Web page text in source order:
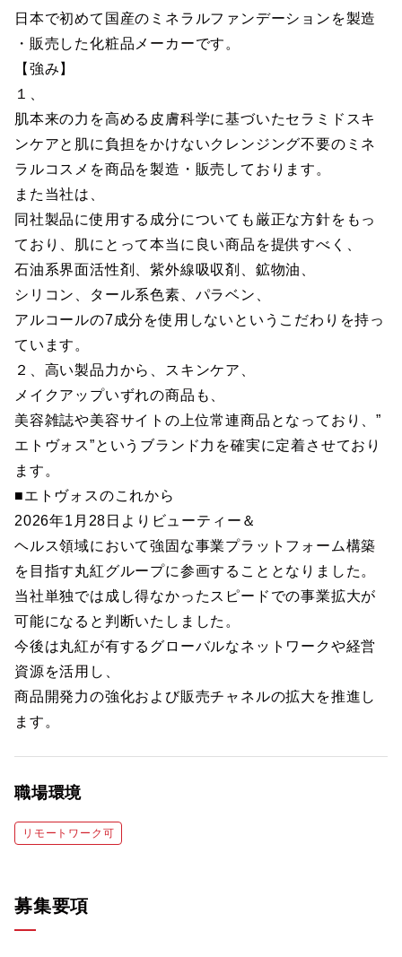
日本で初めて国産のミネラルファンデーションを製造
・販売した化粧品メーカーです。
【強み】
１、
肌本来の力を高める皮膚科学に基づいたセラミドスキ
ンケアと肌に負担をかけないクレンジング不要のミネ
ラルコスメを商品を製造・販売しております。
また当社は、
同社製品に使用する成分についても厳正な方針をもっ
ており、肌にとって本当に良い商品を提供すべく、
石油系界面活性剤、紫外線吸収剤、鉱物油、
シリコン、タール系色素、パラベン、
アルコールの7成分を使用しないというこだわりを持っ
ています。
２、高い製品力から、スキンケア、
メイクアップいずれの商品も、
美容雑誌や美容サイトの上位常連商品となっており、”
エトヴォス”というブランド力を確実に定着させており
ます。
■エトヴォスのこれから
2026年1月28日よりビューティー＆
ヘルス領域において強固な事業プラットフォーム構築
を目指す丸紅グループに参画することとなりました。
当社単独では成し得なかったスピードでの事業拡大が
可能になると判断いたしました。
今後は丸紅が有するグローバルなネットワークや経営
資源を活用し、
商品開発力の強化および販売チャネルの拡大を推進し
ます。
職場環境
リモートワーク可
募集要項